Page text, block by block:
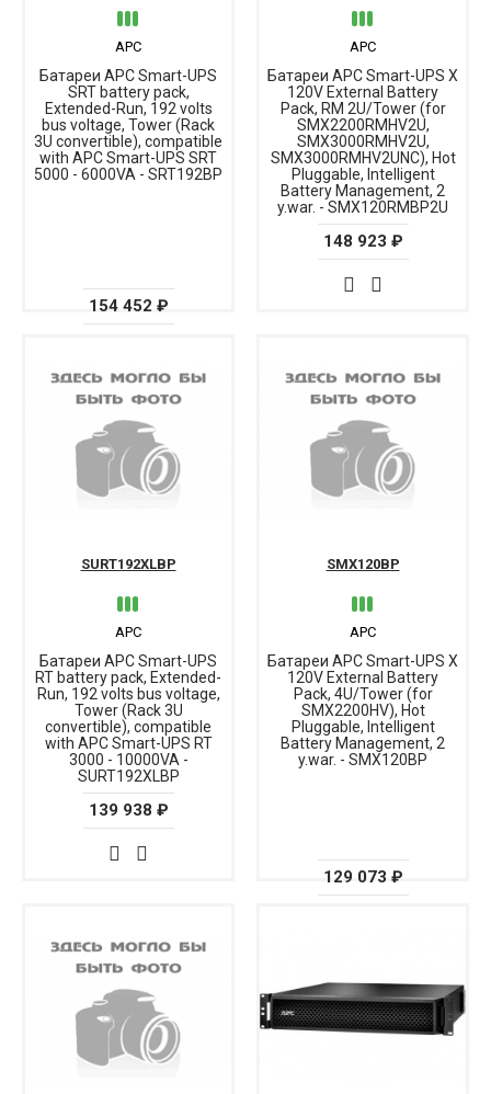
Батареи APC Smart-UPS
SRT battery pack,
Extended-Run, 192 volts
bus voltage, Tower (Rack
3U convertible), compatible
with APC Smart-UPS SRT
5000 - 6000VA - SRT192BP
APC
154 452 ₽
Батареи APC Smart-UPS X
120V External Battery
Pack, RM 2U/Tower (for
SMX2200RMHV2U,
SMX3000RMHV2U,
SMX3000RMHV2UNC), Hot
Pluggable, Intelligent
Battery Management, 2
y.war. - SMX120RMBP2U
APC
148 923 ₽
Батареи APC Smart-UPS
RT battery pack, Extended-
Run, 192 volts bus voltage,
Tower (Rack 3U
convertible), compatible
with APC Smart-UPS RT
3000 - 10000VA -
SURT192XLBP
APC
SURT192XLBP
139 938 ₽
Батареи APC Smart-UPS X
120V External Battery
Pack, 4U/Tower (for
SMX2200HV), Hot
Pluggable, Intelligent
Battery Management, 2
y.war. - SMX120BP
APC
SMX120BP
129 073 ₽